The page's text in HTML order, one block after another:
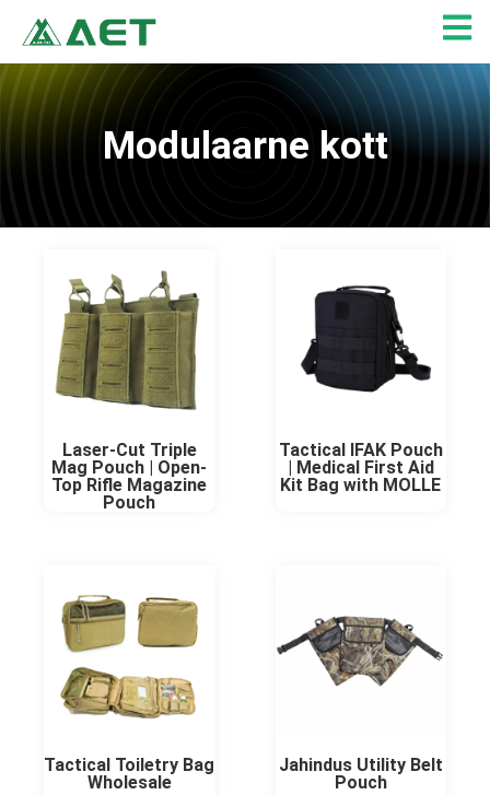
content
Modulaarne kott
Laser-Cut Triple
Mag Pouch | Open-
Top Rifle Magazine
Pouch
Tactical IFAK Pouch
| Medical First Aid
Kit Bag with MOLLE
Tactical Toiletry Bag
Wholesale
Jahindus Utility Belt
Pouch